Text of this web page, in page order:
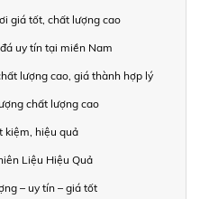
giá tốt, chất lượng cao
uy tín tại miền Nam
lượng cao, giá thành hợp lý
chất lượng cao
kiệm, hiệu quả
Liệu Hiệu Quả
– uy tín – giá tốt